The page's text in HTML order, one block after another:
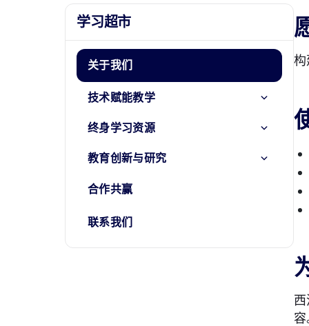
学习超市
关于我们
技术赋能教学
终身学习资源
教育创新与研究
合作共赢
联系我们
构